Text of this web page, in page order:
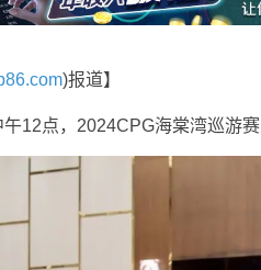
)报道】
12点，2024CPG海棠湾巡游赛